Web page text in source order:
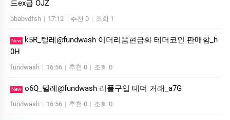
드ex급 OJZ
bbabvdfsh | 17:12 | 추천 0 | 조회 1
New
k5R_텔레@fundwash 이더리움현금화 테더코인 판매함_h
0H
fundwash | 16:56 | 추천 0 | 조회 0
New o6Q_텔레@fundwash 리플구입 테더 거래_a7G
fundwash | 16:56 | 추천 0 | 조회 0